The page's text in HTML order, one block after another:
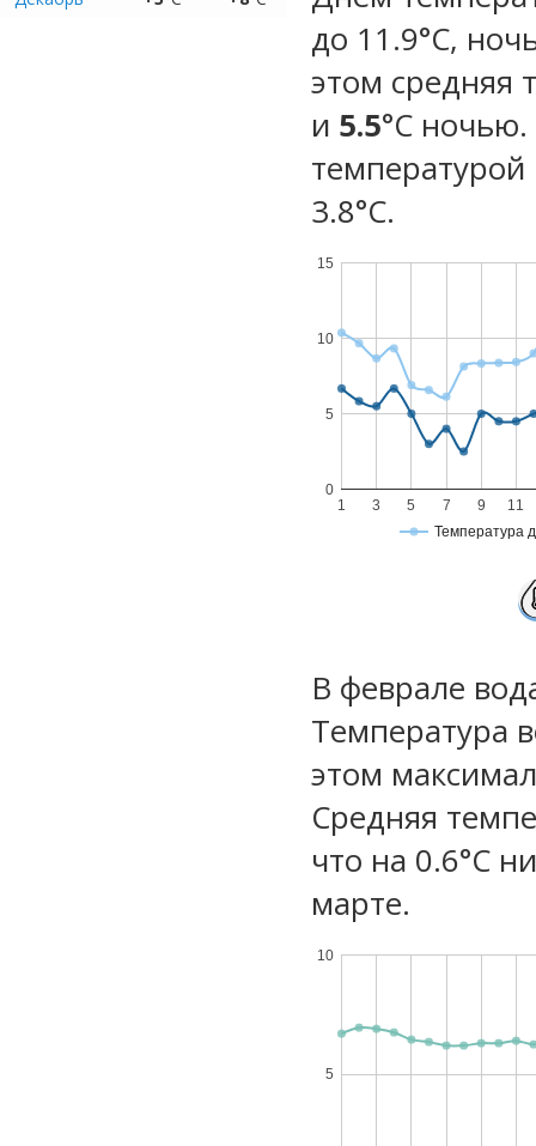
до 11.9°C,
этом средняя
и 5.5°C
температурой
3.8°С.
Температура
1 3 5 7 9 11
0
5
10
15
В феврале
Температура
этом
Средняя
что на 0.6°C
марте.
5
10